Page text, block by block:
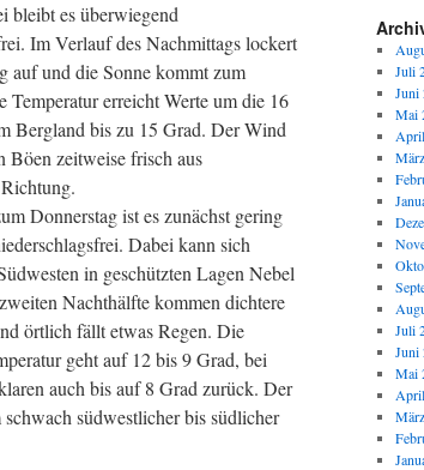
bleibt es überwiegend
Im Verlauf des Nachmittags lockert
auf und die Sonne kommt zum
Temperatur erreicht Werte um die 16
Bergland bis zu 15 Grad. Der Wind
Böen zeitweise frisch aus
Donnerstag ist es zunächst gering
Dabei kann sich
in geschützten Lagen Nebel
Nachthälfte kommen dichtere
örtlich fällt etwas Regen. Die
geht auf 12 bis 9 Grad, bei
auch bis auf 8 Grad zurück. Der
südwestlicher bis südlicher
Juli
Juni
Mai
Juli
Juni
Mai